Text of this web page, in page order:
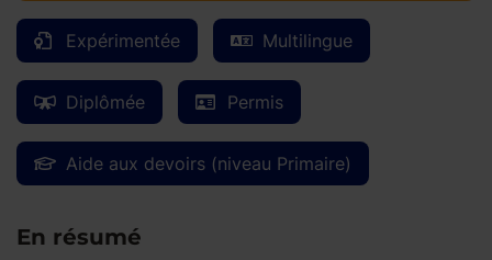
Expérimentée Multilingue
Diplômée Permis
Aide aux devoirs (niveau Primaire)
En résumé